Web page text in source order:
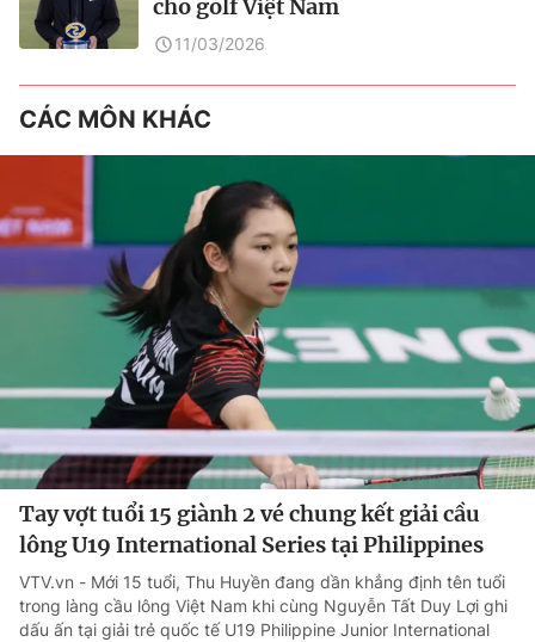
cho golf Việt Nam
11/03/2026
CÁC MÔN KHÁC
Tay vợt tuổi 15 giành 2 vé chung kết giải cầu
lông U19 International Series tại Philippines
VTV.vn - Mới 15 tuổi, Thu Huyền đang dần khẳng định tên tuổi
trong làng cầu lông Việt Nam khi cùng Nguyễn Tất Duy Lợi ghi
dấu ấn tại giải trẻ quốc tế U19 Philippine Junior International